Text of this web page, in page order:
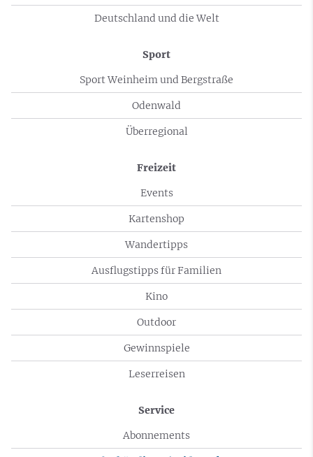
Deutschland und die Welt
Sport
Sport Weinheim und Bergstraße
Odenwald
Überregional
Freizeit
Events
Kartenshop
Wandertipps
Ausflugstipps für Familien
Kino
Outdoor
Gewinnspiele
Leserreisen
Service
Abonnements